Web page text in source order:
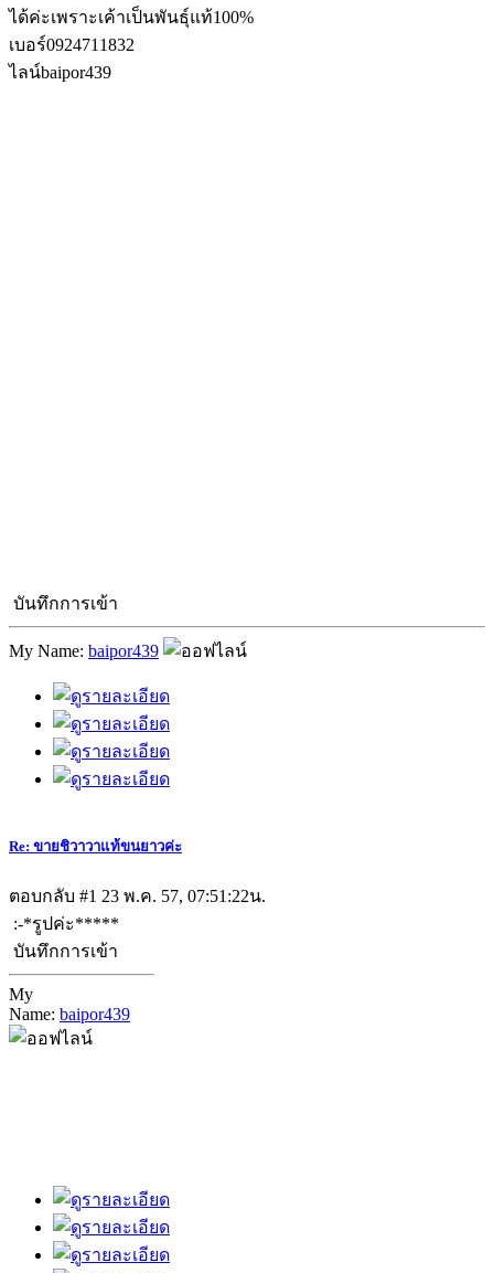
ได้ค่ะเพราะเค้าเป็นพันธุ์แท้100%
เบอร์0924711832
ไลน์baipor439
บันทึกการเข้า
My Name: baipor439
Re: ขายชิวาวาแท้ขนยาวค่ะ
ตอบกลับ #1 23 พ.ค. 57, 07:51:22น.
:-*รูปค่ะ*****
บันทึกการเข้า
My
Name: baipor439